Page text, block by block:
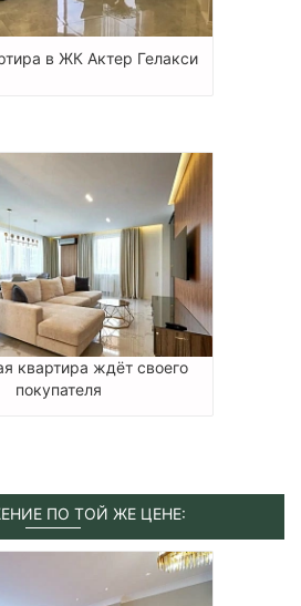
в ЖК Актер Гелакси
квартира ждёт своего
покупателя
ПО ТОЙ ЖЕ ЦЕНЕ: